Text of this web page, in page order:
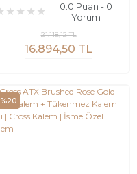
0.0 Puan - 0
Yorum
16.894,50 TL
21.118,12 TL
%20